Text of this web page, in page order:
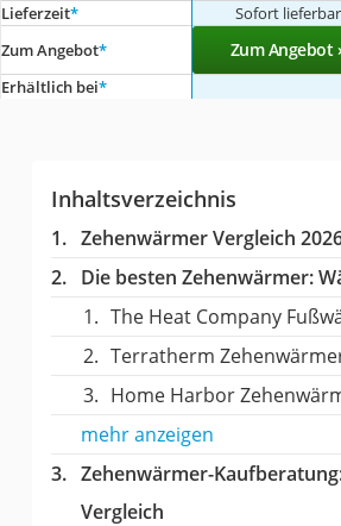
Lieferzeit* Sofort lieferbar
Zum Angebot* Zum Angebot
Erhältlich bei*
Inhaltsverzeichnis
Zehenwärmer Vergleich
Die besten Zehenwärmer:
The Heat Company
Terratherm
Home Harbor
mehr anzeigen
Zehenwärmer-Kaufberatung
Vergleich